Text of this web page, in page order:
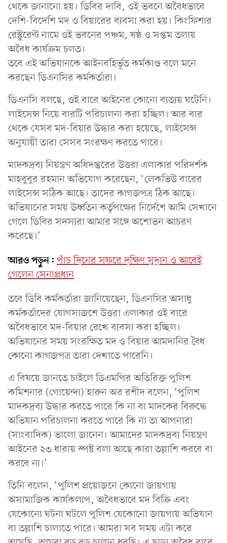
থেকে জানানো হয়। ডিবির দাবি, ওই ভবনে অবৈধভাবে
দেশি-বিদেশি মদ ও বিয়ারের ব্যবসা করা হয়। কিংফিশার
রেস্টুরেন্ট নামে ওই ভবনের পঞ্চম, ষষ্ঠ ও সপ্তম তলায়
অবৈধ কার্যক্রম চলত।
তবে এই অভিযানকে আইনবহির্ভূত কর্মকাণ্ড বলে মনে
করছেন ডিএনসির কর্মকর্তারা।
ডিএনসি বলছে, ওই বারে আইনের কোনো ব্যত্যয় ঘটেনি।
লাইসেন্স নিয়ে বারটি পরিচালনা করা হচ্ছিল। আর বার
থেকে যেসব মদ-বিয়ার উদ্ধার করা হয়েছে, লাইসেন্স
অনুযায়ী তারা সেসব সংরক্ষণ করতে পারে।
মাদকদ্রব্য নিয়ন্ত্রণ অধিদপ্তরের উত্তরা এলাকার পরিদর্শক
মাহবুবুর রহমান অভিযোগ করেছেন, ‘লেকভিউ বারের
লাইসেন্স সঠিক আছে। তাদের কাগজপত্র ঠিক আছে।
অভিযানের সময় ঊর্ধ্বতন কর্তৃপক্ষের নির্দেশে আমি সেখানে
গেলে ডিবির সদস্যরা আমার সঙ্গে অশোভন আচরণ
করেছে।’
আরও পড়ুন: পাঁচ দিনের সফরে দক্ষিণ সুদান ও আবেই
গেলেন সেনাপ্রধান
তবে ডিবি কর্মকর্তারা জানিয়েছেন, ডিএনসির অসাধু
কর্মকর্তাদের যোগসাজশে উত্তরা এলাকার ওই বারে
অবৈধভাবে মদ-বিয়ার রেখে ব্যবসা করা হচ্ছিল।
অভিযানের সময় সংরক্ষিত মদ ও বিয়ার আমদানির বৈধ
কোনো কাগজপত্র তারা দেখাতে পারেনি।
এ বিষয়ে জানতে চাইলে ডিএমপির অতিরিক্ত পুলিশ
কমিশনার (গোয়েন্দা) হারুন অর রশীদ বলেন, ‘পুলিশ
মাদকদ্রব্য উদ্ধার করতে পারে কি না বা মাদকের বিরুদ্ধে
অভিযান পরিচালনা করতে পারে কি না তা আপনারা
(সাংবাদিক) ভালো জানেন। আমাদের মাদকদ্রব্য নিয়ন্ত্রণ
আইনের ২৩ ধারায় স্পষ্ট বলা আছে কারা তল্লাশি করবে বা
করবে না।’
তিনি বলেন, ‘পুলিশ প্রয়োজনে কোনো জায়গায়
অসামাজিক কার্যকলাপ, অবৈধভাবে মদ বিক্রি এবং
যেকোনো ঘটনা ঘটলে পুলিশ যেকোনো জায়গায় অভিযান
বা তল্লাশি চালাতে পারে। আমরা সব সময় এটা করে